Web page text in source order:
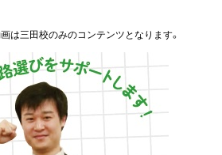
は三田校のみのコンテンツとなります。